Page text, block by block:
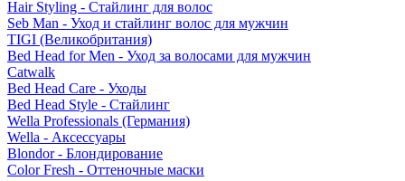
Hair Styling - Стайлинг для волос
Seb Man - Уход и стайлинг волос для мужчин
TIGI (Великобритания)
Bed Head for Men - Уход за волосами для мужчин
Catwalk
Bed Head Care - Уходы
Bed Head Style - Стайлинг
Wella Professionals (Германия)
Wella - Аксессуары
Blondor - Блондирование
Color Fresh - Оттеночные маски